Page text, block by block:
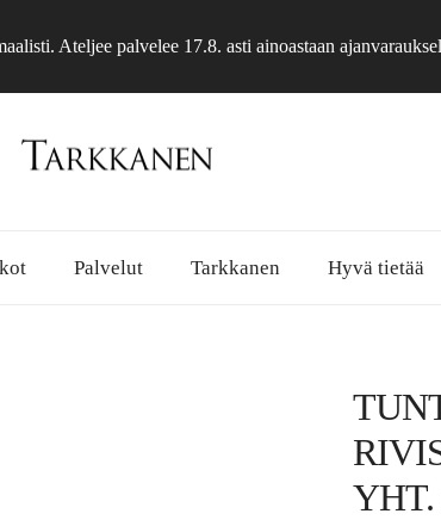
Ateljee palvelee 17.8. asti ainoastaan
Palvelut Tarkkanen Hyvä tietää
YHT.